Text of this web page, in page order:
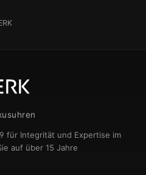
für Integrität und Expertise im
auf über 15 Jahre